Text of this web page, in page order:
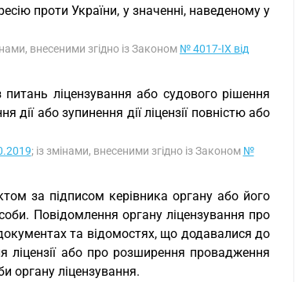
проти України, у значенні, наведеному у
внесеними згідно із Законом № 4017-IX від
ліцензування або судового рішення
або зупинення дії ліцензії повністю або
; із змінами, внесеними згідно із Законом №
за підписом керівника органу або його
Повідомлення органу ліцензування про
та відомостях, що додавалися до
ліцензії або про розширення провадження
органу ліцензування.